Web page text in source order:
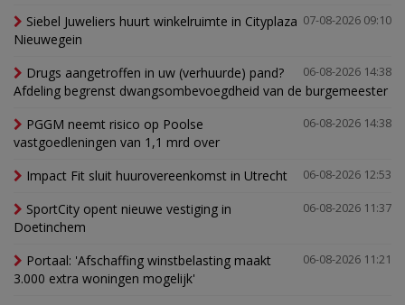
07-08-2026 09:10
Siebel Juweliers huurt winkelruimte in Cityplaza
Nieuwegein
06-08-2026 14:38
Drugs aangetroffen in uw (verhuurde) pand?
Afdeling begrenst dwangsombevoegdheid van de burgemeester
06-08-2026 14:38
PGGM neemt risico op Poolse
vastgoedleningen van 1,1 mrd over
06-08-2026 12:53
Impact Fit sluit huurovereenkomst in Utrecht
06-08-2026 11:37
SportCity opent nieuwe vestiging in
Doetinchem
06-08-2026 11:21
Portaal: 'Afschaffing winstbelasting maakt
3.000 extra woningen mogelijk'